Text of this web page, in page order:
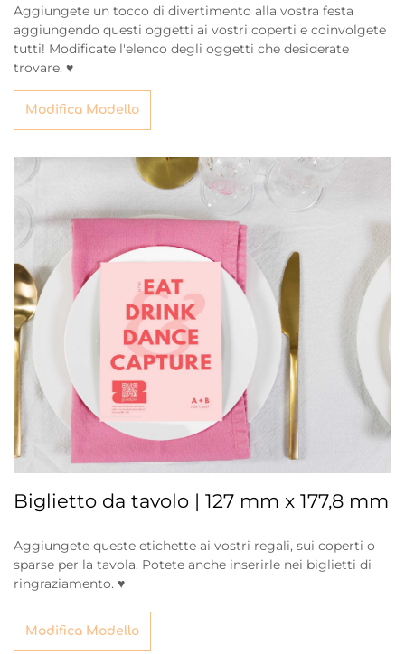
Aggiungete un tocco di divertimento alla vostra festa
aggiungendo questi oggetti ai vostri coperti e coinvolgete
tutti! Modificate l'elenco degli oggetti che desiderate
trovare. ♥
Modifica Modello
Biglietto da tavolo | 127 mm x 177,8 mm
Aggiungete queste etichette ai vostri regali, sui coperti o
sparse per la tavola. Potete anche inserirle nei biglietti di
ringraziamento. ♥
Modifica Modello